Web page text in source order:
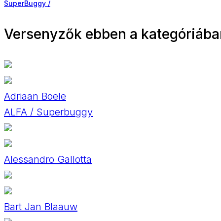
SuperBuggy /
Versenyzők ebben a
Adriaan Boele
ALFA / Superbuggy
Alessandro Gallotta
Bart Jan Blaauw